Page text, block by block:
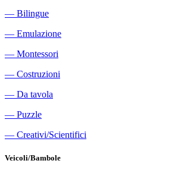
― Bilingue
― Emulazione
― Montessori
― Costruzioni
― Da tavola
― Puzzle
― Creativi/Scientifici
Veicoli/Bambole